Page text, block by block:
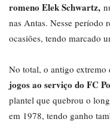
romeno Elek Schwartz,
nas Antas. Nesse período
ocasiões, tendo marcado
No total, o antigo extremo
jogos ao serviço do FC
plantel que quebrou o
em 1978, tendo ganho